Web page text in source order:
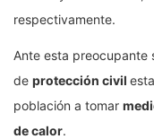
respectivamente.
Ante esta preocupante
de protección civil
población a tomar
de calor.